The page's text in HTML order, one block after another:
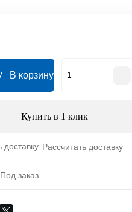
В корзину
Купить в 1 клик
Рассчитать доставку
Под заказ